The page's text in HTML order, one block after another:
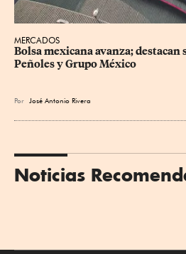
MERCADOS
Bolsa mexicana avanza; destacan
Peñoles y Grupo México
Por José Antonio Rivera
Noticias